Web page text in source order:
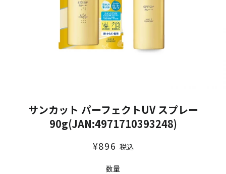
サンカット パーフェクトUV スプレー
90g(JAN:4971710393248)
通
販
¥896 税込
数量